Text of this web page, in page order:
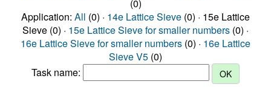
(0)
Application: All (0) · 14e Lattice Sieve (0) · 15e Lattice
Sieve (0) · 15e Lattice Sieve for smaller numbers (0) ·
16e Lattice Sieve for smaller numbers (0) · 16e Lattice
Sieve V5 (0)
Task name: